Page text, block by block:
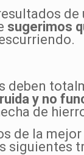
sugerimos
deben
y no
de
de la mejor
siguientes